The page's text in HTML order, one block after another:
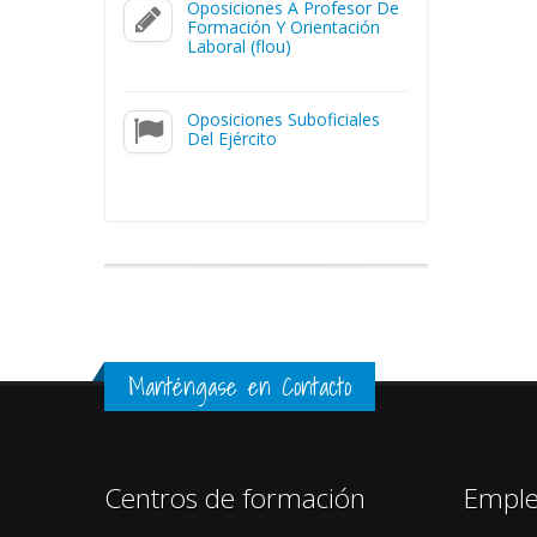
Oposiciones A Profesor De
Formación Y Orientación
Laboral (flou)
Oposiciones Suboficiales
Del Ejército
Manténgase en Contacto
Centros de formación